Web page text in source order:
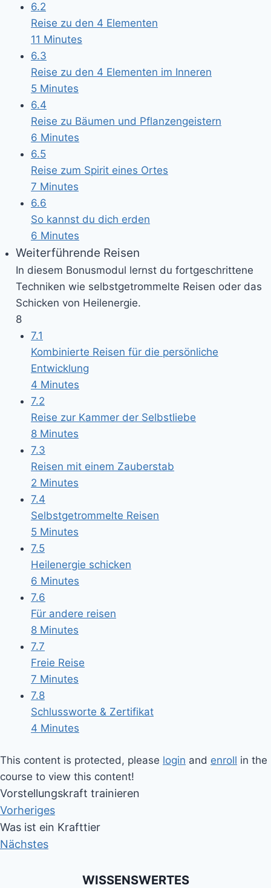
6.2
Reise zu den 4 Elementen
11 Minutes
6.3
Reise zu den 4 Elementen im Inneren
5 Minutes
6.4
Reise zu Bäumen und Pflanzengeistern
6 Minutes
6.5
Reise zum Spirit eines Ortes
7 Minutes
6.6
So kannst du dich erden
6 Minutes
Weiterführende Reisen
In diesem Bonusmodul lernst du fortgeschrittene
Techniken wie selbstgetrommelte Reisen oder das
Schicken von Heilenergie.
8
7.1
Kombinierte Reisen für die persönliche
Entwicklung
4 Minutes
7.2
Reise zur Kammer der Selbstliebe
8 Minutes
7.3
Reisen mit einem Zauberstab
2 Minutes
7.4
Selbstgetrommelte Reisen
5 Minutes
7.5
Heilenergie schicken
6 Minutes
7.6
Für andere reisen
8 Minutes
7.7
Freie Reise
7 Minutes
7.8
Schlussworte & Zertifikat
4 Minutes
This content is protected, please login and enroll in the
course to view this content!
Vorstellungskraft trainieren
Vorheriges
Was ist ein Krafttier
Nächstes
WISSENSWERTES